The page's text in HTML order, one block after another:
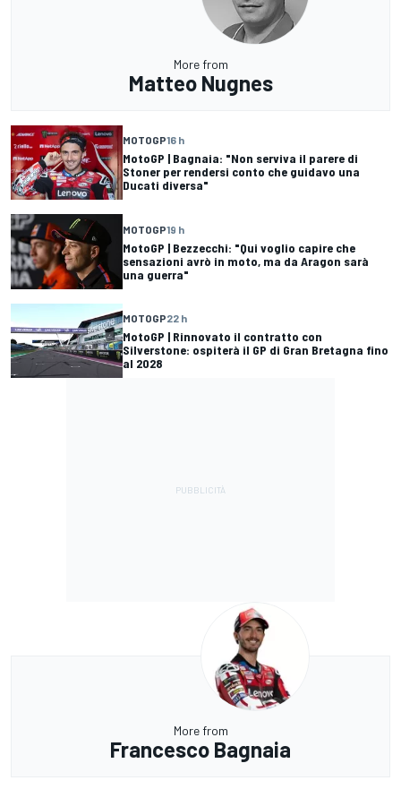
More from
Matteo Nugnes
MOTOGP16 h
MotoGP | Bagnaia: "Non serviva il parere di
Stoner per rendersi conto che guidavo una
Ducati diversa"
MOTOGP19 h
MotoGP | Bezzecchi: "Qui voglio capire che
sensazioni avrò in moto, ma da Aragon sarà
una guerra"
MOTOGP22 h
MotoGP | Rinnovato il contratto con
Silverstone: ospiterà il GP di Gran Bretagna fino
al 2028
More from
Francesco Bagnaia